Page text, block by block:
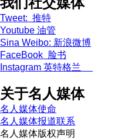
Tweet: 推特
Youtube 油管
Sina Weibo: 新浪微博
FaceBook 脸书
Instagram 英特格兰
关于名人媒体
名人媒体使命
名人媒体报道联系
名人媒体版权声明